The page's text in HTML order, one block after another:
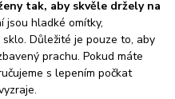
tak, aby skvěle držely na
jsou hladké omítky,
Důležité je pouze to, aby
prachu. Pokud máte
s lepením počkat